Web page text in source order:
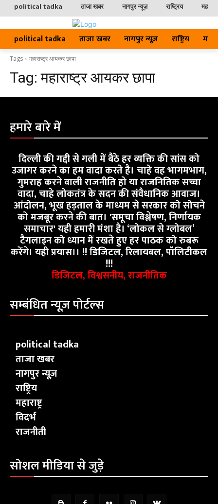
political tadka ताजा खबर नागपुर न्यूज़ राष्ट्रिय
political tadka ताजा खबर नागपुर न्यूज़ राष्ट्रिय
Tags महाराष्ट्र आयकर छापा
Tag:महाराष्ट्र आयकर छापा
हमारे बारे में
दिल्ली की गद्दी से गली में बैठे हर व्यक्ति की सांस को
उजागर करने का हम वादा करते है। चाहे वह भागमभाग,
गुमराह करने वाली राजनीति हो या राजनितिक सच्चा
वादा, चाहे लोकतंत्र के सदन की संवैधानिक आवाज।
आंदोलन, भूख हड़ताल के माध्यम से सरकार को सोचने
को मजबूर करने की बात। 'समूचा विश्लेषण, निर्णायक
समाचार' यही हमारी मंशा है। ‘लोकल से ग्लोबल’
टैगलाइन को ध्यान में रखते हुए हर पाठक को रुबरू
करेंगे। यही प्रयास।। !! डिजिटल, रिलायबल, पॉलिटीकल
!!!
डिजिटल, विश्वसनीय, राजनीतिक
सम्बंधित न्यूज़ पोर्टल्स
political tadka
ताजा खबर
नागपुर न्यूज़
राष्ट्रिय
महाराष्ट्र
विदर्भ
राजनीती
सोशल मीडिया से जुड़े